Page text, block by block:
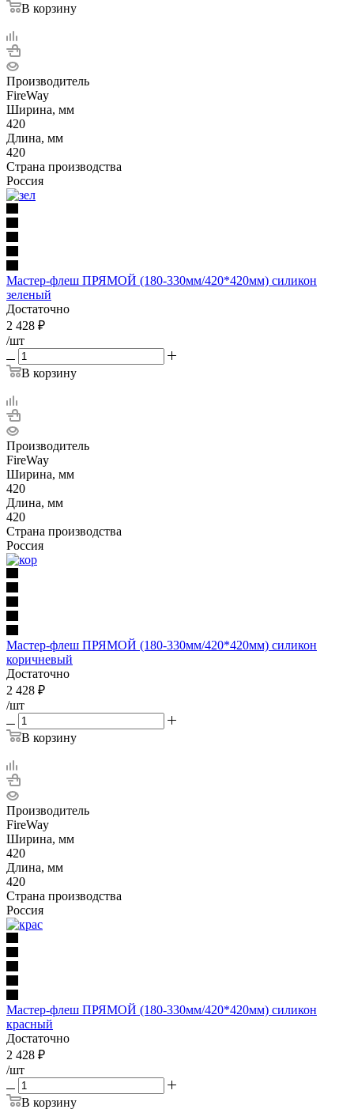
В корзину
Производитель
FireWay
Ширина, мм
420
Длина, мм
420
Страна производства
Россия
Мастер-флеш ПРЯМОЙ (180-330мм/420*420мм) силикон
зеленый
Достаточно
2 428 ₽
/шт
В корзину
Производитель
FireWay
Ширина, мм
420
Длина, мм
420
Страна производства
Россия
Мастер-флеш ПРЯМОЙ (180-330мм/420*420мм) силикон
коричневый
Достаточно
2 428 ₽
/шт
В корзину
Производитель
FireWay
Ширина, мм
420
Длина, мм
420
Страна производства
Россия
Мастер-флеш ПРЯМОЙ (180-330мм/420*420мм) силикон
красный
Достаточно
2 428 ₽
/шт
В корзину